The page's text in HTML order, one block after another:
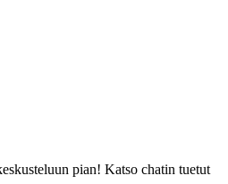
pian! Katso chatin tuetut